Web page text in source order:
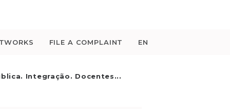
FILE A COMPLAINT EN
Integração. Docentes...